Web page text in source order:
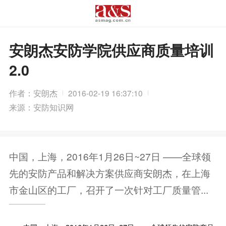
安朗杰安防学院供应商质量培训
2.0
作者：安朗杰
2016-02-19 16:37:10
来源：安防知识网
中国，上海，2016年1月26日~27日 ——全球领
先的安防产品和解决方案供应商安朗杰，在上海
市金山区的工厂，召开了一次针对工厂质量管...